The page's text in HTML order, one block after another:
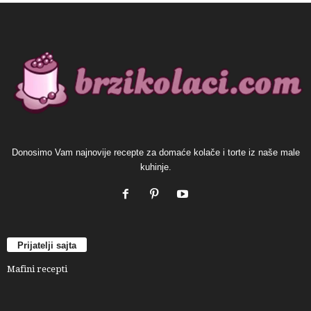
Donosimo Vam najnovije recepte za domaće kolače i torte iz naše male
kuhinje.
Prijatelji sajta
Mafini recepti